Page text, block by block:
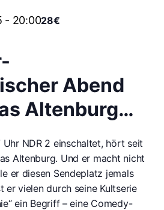
- 20:0028€
Abend
Altenburg…
Uhr NDR 2 einschaltet, hört seit
Altenburg. Und er macht nicht
er diesen Sendeplatz jemals
er vielen durch seine Kultserie
ein Begriff – eine Comedy-